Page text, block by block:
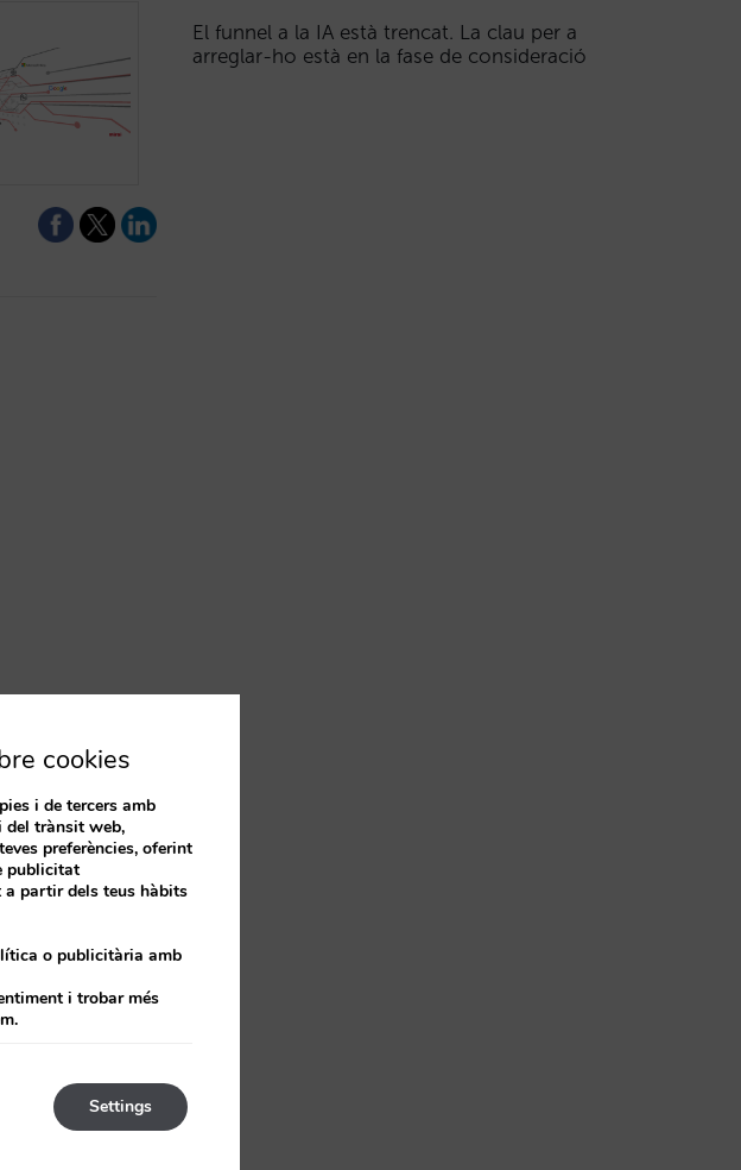
El funnel a la IA està trencat. La clau per a
arreglar-ho està en la fase de consideració
cookies
i de tercers amb
trànsit web,
preferències, oferint
publicitat
a partir dels teus hàbits
o publicitària amb
i trobar més
Settings